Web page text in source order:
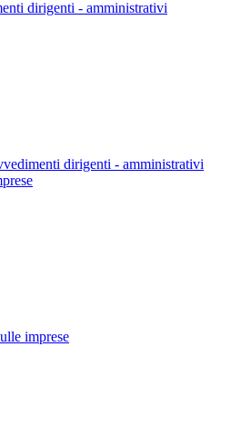
dirigenti - amministrativi
dirigenti - amministrativi
imprese